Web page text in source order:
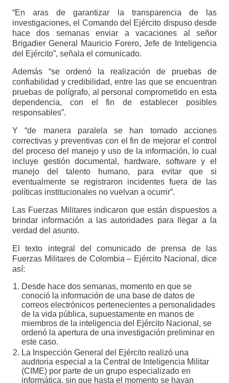
“En aras de garantizar la transparencia de las
investigaciones, el Comando del Ejército dispuso desde
hace dos semanas enviar a vacaciones al señor
Brigadier General Mauricio Forero, Jefe de Inteligencia
del Ejército”, señala el comunicado.
Además “se ordenó la realización de pruebas de
confiabilidad y credibilidad, entre las que se encuentran
pruebas de polígrafo, al personal comprometido en esta
dependencia, con el fin de establecer posibles
responsables”.
Y “de manera paralela se han tomado acciones
correctivas y preventivas con el fin de mejorar el control
del proceso del manejo y uso de la información, lo cual
incluye gestión documental, hardware, software y el
manejo del talento humano, para evitar que si
eventualmente se registraron incidentes fuera de las
políticas institucionales no vuelvan a ocurrir”.
Las Fuerzas Militares indicaron que están dispuestos a
brindar información a las autoridades para llegar a la
verdad del asunto.
El texto integral del comunicado de prensa de las
Fuerzas Militares de Colombia – Ejército Nacional, dice
así:
Desde hace dos semanas, momento en que se
conoció la información de una base de datos de
correos electrónicos pertenecientes a personalidades
de la vida pública, supuestamente en manos de
miembros de la inteligencia del Ejército Nacional, se
ordenó la apertura de una investigación preliminar en
este caso.
La Inspección General del Ejército realizó una
auditoria especial a la Central de Inteligencia Militar
(CIME) por parte de un grupo especializado en
informática, sin que hasta el momento se hayan